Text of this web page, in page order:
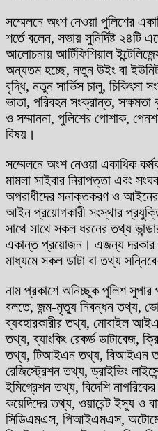
সম্মেলনে অংশ নেওয়া পুলিশের
শর্তে বলেন, সভায় সুনির্দিষ্ট ২৪টি
আলোচনায় আর্টিফিশিয়াল
অন্যতম হচ্ছে, নতুন উইং বা
বৃদ্ধি, নতুন সার্ভিস চালু, চিকিৎসা
ভাতা, পরিবহন সংক্রান্ত,
ও সম্মাননা, পুলিশের পোশাক,
বিষয়।
সম্মেলনে অংশ নেওয়া একাধিক
মামলা সাইবার নিরাপত্তা এবং
অপরাধীদের সনাক্তকরণ ও আইনের
আইন প্রয়োগকারী সংস্থার
সাথে সাথে সকল ধরনের তথ্য
একান্ত প্রয়োজন। এজন্য দরকার
মাধ্যমে সকল ডাটা বা তথ্য
নাম প্রকাশে অনিচ্ছুক পুলিশ সুপার
বলতে, জন্ম-মৃত্যু নিবন্ধন তথ্য,
ব্যবহারকারীর তথ্য, মোবাইল
তথ্য, ব্যাংকিং রেকর্ড ডাটাবেজ,
তথ্য, টিআইএন তথ্য, বিআইএন
রেজিস্ট্রেশন তথ্য, ড্রাইভিং
ইমিগ্রেশন তথ্য, বিদেশি
কয়েদিদের তথ্য, ওয়ারেন্ট ইস্যু ও
সিডিএমএস, পিআইএমএস,